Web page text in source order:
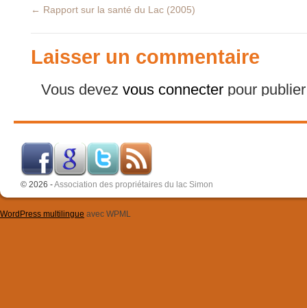
← Rapport sur la santé du Lac (2005)
Laisser un commentaire
Vous devez vous connecter pour
© 2026 -Association des propriétaires du lac Simon
WordPress multilingue avec WPML